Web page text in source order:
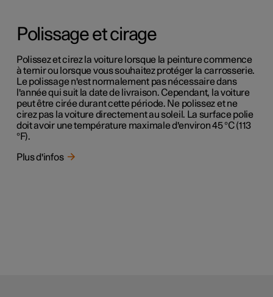
Polissage et cirage
Polissez et cirez la voiture lorsque la peinture commence
à ternir ou lorsque vous souhaitez protéger la carrosserie.
Le polissage n'est normalement pas nécessaire dans
l'année qui suit la date de livraison. Cependant, la voiture
peut être cirée durant cette période. Ne polissez et ne
cirez pas la voiture directement au soleil. La surface polie
doit avoir une température maximale d'environ 45 °C (113
°F).
Plus d'infos